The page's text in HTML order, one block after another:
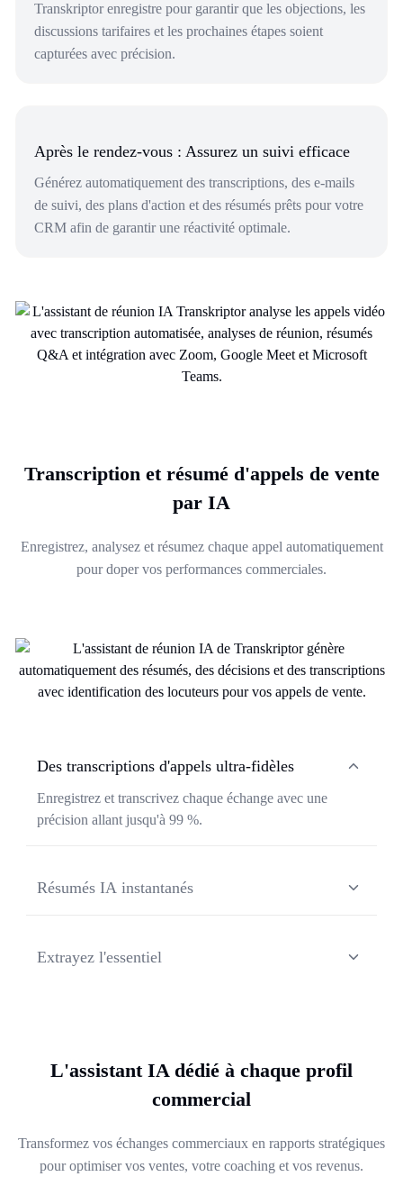
Transkriptor enregistre pour garantir que les objections, les
discussions tarifaires et les prochaines étapes soient
capturées avec précision.
Après le rendez-vous : Assurez un suivi efficace
Générez automatiquement des transcriptions, des e-mails
de suivi, des plans d'action et des résumés prêts pour votre
CRM afin de garantir une réactivité optimale.
Transcription et résumé d'appels de vente
par IA
Enregistrez, analysez et résumez chaque appel automatiquement
pour doper vos performances commerciales.
Des transcriptions d'appels ultra-fidèles
Enregistrez et transcrivez chaque échange avec une
précision allant jusqu'à 99 %.
Résumés IA instantanés
Extrayez l'essentiel
L'assistant IA dédié à chaque profil
commercial
Transformez vos échanges commerciaux en rapports stratégiques
pour optimiser vos ventes, votre coaching et vos revenus.